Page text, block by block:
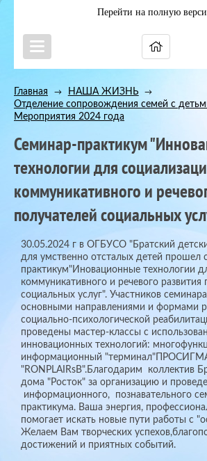
Перейти на полную
Главная → НАША ЖИЗНЬ →
Отделение сопровождения семей с
Мероприятия 2024 года
Семинар-практикум
технологии для
коммуникативного и
получателей социальных
30.05.2024 г в ОГБУСО "Братский
для умственно отсталых детей прошел
практикум"Иновационные технологии
коммуникативного и речевого развития
социальных услуг". Участников
основными направлениями и формами
социально-психологической
проведены мастер-классы с
инновационных технологий:
информационный
"RONPLAIRsB".Благодарим коллектив
дома "Росток" за организацию и
информационного, познавательного
практикума. Ваша энергия,
помогает искать новые пути работы с
Желаем Вам творческих
достижений и приятных событий.